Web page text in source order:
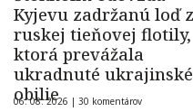
Kyjevu zadržanú loď z
ruskej tieňovej flotily,
ktorá prevážala
ukradnuté ukrajinské
obilie
06. 08. 2026 | 30 komentárov